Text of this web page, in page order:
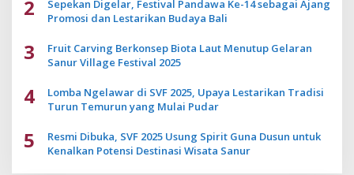
2
Sepekan Digelar, Festival Pandawa Ke-14 sebagai Ajang
Promosi dan Lestarikan Budaya Bali
3
Fruit Carving Berkonsep Biota Laut Menutup Gelaran
Sanur Village Festival 2025
4
Lomba Ngelawar di SVF 2025, Upaya Lestarikan Tradisi
Turun Temurun yang Mulai Pudar
5
Resmi Dibuka, SVF 2025 Usung Spirit Guna Dusun untuk
Kenalkan Potensi Destinasi Wisata Sanur